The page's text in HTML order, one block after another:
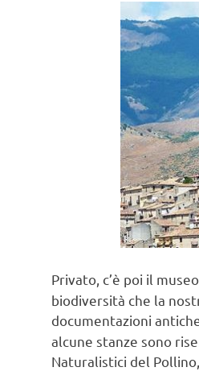
Privato, c’è poi il
biodiversità che la
documentazioni
alcune stanze sono
Naturalistici del